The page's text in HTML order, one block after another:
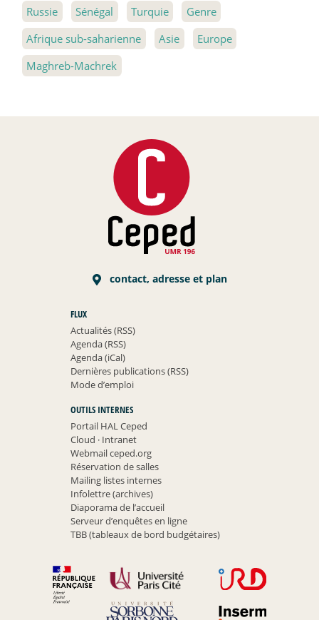
Russie
Sénégal Turquie
Genre
Afrique sub-saharienne
Asie
Europe
Maghreb-Machrek
contact, adresse et plan
FLUX
Actualités (RSS)
Agenda (RSS)
Agenda (iCal)
Dernières publications (RSS)
Mode d’emploi
OUTILS INTERNES
Portail HAL Ceped
Cloud ·Intranet
Webmail ceped.org
Réservation de salles
Mailing listes internes
Infolettre (archives)
Diaporama de l’accueil
Serveur d’enquêtes en ligne
TBB (tableaux de bord budgétaires)